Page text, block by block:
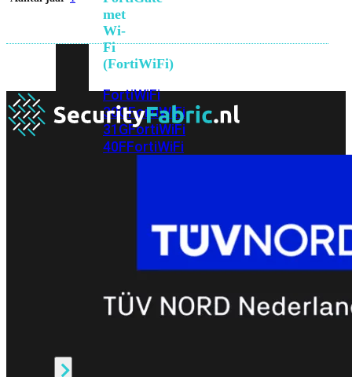
met
Wi-
Fi
(FortiWiFi)
FortiWiFi
30GFortiWiFi
31GFortiWiFi
40FFortiWiFi
FortiWiFi
FortiWiFi
FortiWiFi
81F